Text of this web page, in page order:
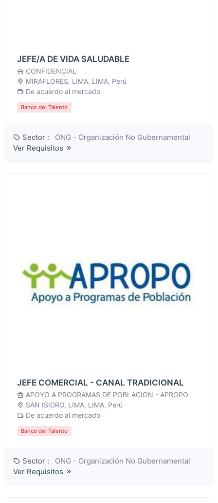
JEFE/A DE VIDA SALUDABLE
CONFIDENCIAL
MIRAFLORES, LIMA, LIMA, Perú
De acuerdo al mercado
Banco del Talento
Sector :
ONG - Organización No Gubernamental
Ver Requisitos
JEFE COMERCIAL - CANAL TRADICIONAL
APOYO A PROGRAMAS DE POBLACION - APROPO
SAN ISIDRO, LIMA, LIMA, Perú
De acuerdo al mercado
Banco del Talento
Sector :
ONG - Organización No Gubernamental
Ver Requisitos